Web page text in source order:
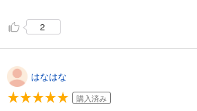
2
はなはな
購入済み